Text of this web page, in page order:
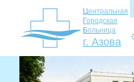
Центральная
Городская
Больница
г. Азова